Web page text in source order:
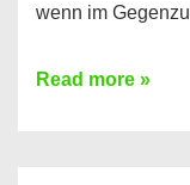
wenn im
Einen
Read more »